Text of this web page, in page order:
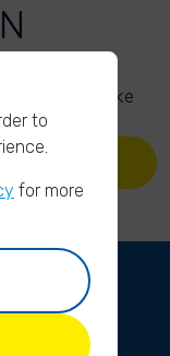
others to take
to
for more